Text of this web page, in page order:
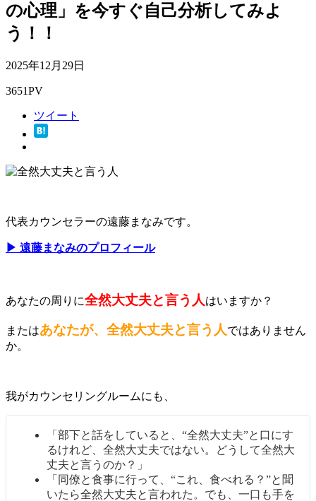
の心理」を今すぐ自己分析してみよ
う！！
2025年12月29日
3651PV
ツイート
代表カウンセラーの遠藤まなみです。
▶ 遠藤まなみのプロフィール
あなたの周りに全然大丈夫と言う人 はいますか？
またはあなたが、全然大丈夫と言う人 ではありません
か。
我がカウンセリングルームにも、
「部下と話をしていると、“全然大丈夫”と口にす
るけれど、全然大丈夫ではない。どうして全然大
丈夫と言うのか？」
「同僚と食事に行って、“これ、食べれる？”と聞
いたら全然大丈夫と言われた。でも、一口も手を